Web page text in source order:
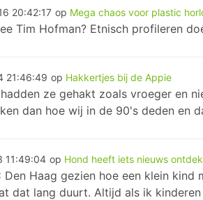
20:42:17 op Mega chaos voor plastic
Tim Hofman? Etnisch profileren
21:46:49 op Hakkertjes bij de Appie
ze gehakt zoals vroeger en
dan hoe wij in de 90's deden en
11:49:04 op Hond heeft iets nieuws
Den Haag gezien hoe een klein
dat lang duurt. Altijd als ik